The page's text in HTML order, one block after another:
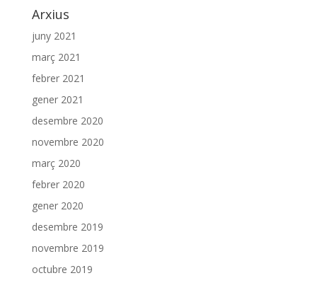
Arxius
juny 2021
març 2021
febrer 2021
gener 2021
desembre 2020
novembre 2020
març 2020
febrer 2020
gener 2020
desembre 2019
novembre 2019
octubre 2019